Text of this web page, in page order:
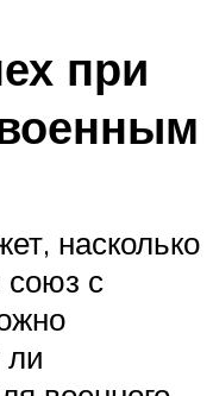
при
насколько
союз с
ли